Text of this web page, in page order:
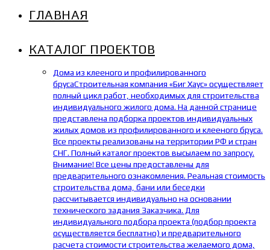
ГЛАВНАЯ
КАТАЛОГ ПРОЕКТОВ
Дома из клееного и профилированного
брусаСтроительная компания «Биг Хаус» осуществляет
полный цикл работ, необходимых для строительства
индивидуального жилого дома. На данной странице
представлена подборка проектов индивидуальных
жилых домов из профилированного и клееного бруса.
Все проекты реализованы на территории РФ и стран
СНГ. Полный каталог проектов высылаем по запросу.
Внимание! Все цены предоставлены для
предварительного ознакомления. Реальная стоимость
строительства дома, бани или беседки
рассчитывается индивидуально на основании
технического задания Заказчика. Для
индивидуального подбора проекта (подбор проекта
осуществляется бесплатно) и предварительного
расчета стоимости строительства желаемого дома,